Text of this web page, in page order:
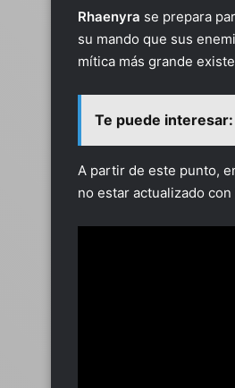
Rhaenyra se prepara
su mando que sus
mítica más grande
Te puede interesar:
A partir de este punto,
no estar actualizado